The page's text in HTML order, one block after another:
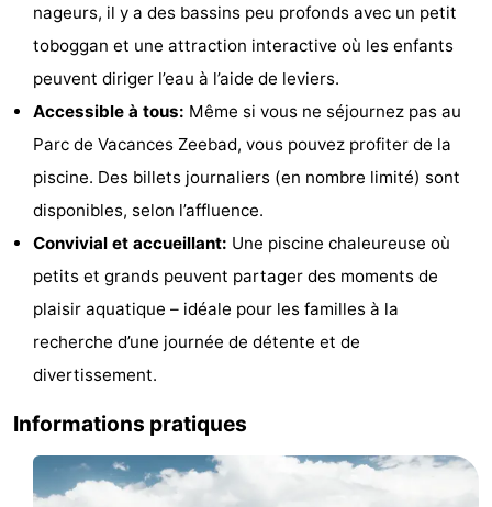
Bad
Bad
Strand
Resort
Nieuwvliet-
Bad
Waterdunen
Zonneweelde
Zwinhoeve
Hôtels
Last
minutes
Plages
Voir
faire
Lieux
d'intérêt
-
Musées
nageurs, il y a des bassins peu profonds avec un petit
toboggan et une attraction interactive où les enfants
peuvent diriger l’eau à l’aide de leviers.
Accessible à tous: Même si vous ne séjournez pas au
Parc de Vacances Zeebad, vous pouvez profiter de la
piscine. Des billets journaliers (en nombre limité) sont
disponibles, selon l’affluence.
Convivial et accueillant: Une piscine chaleureuse où
petits et grands peuvent partager des moments de
plaisir aquatique – idéale pour les familles à la
recherche d’une journée de détente et de
divertissement.
Informations pratiques